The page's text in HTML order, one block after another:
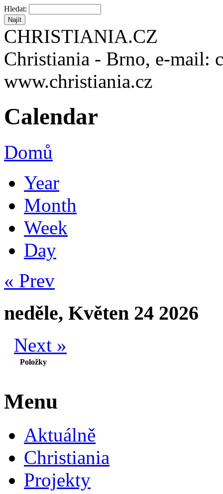
Hledat:
CHRISTIANIA.CZ
Christiania - Brno, e-mail:
www.christiania.cz
Calendar
Domů
Year
Month
Week
Day
« Prev
neděle, Květen 24 2026
Next »
Položky
Menu
Aktuálně
Christiania
Projekty